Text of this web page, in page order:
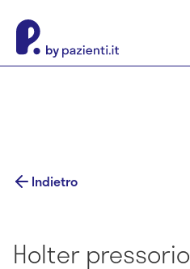
Indietro
Holter pressorio